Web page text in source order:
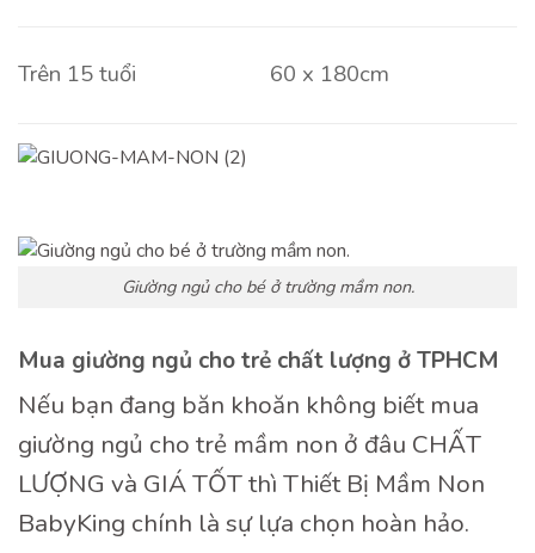
Trên 15 tuổi 60 x 180cm
Giường ngủ cho bé ở trường mầm non.
Mua giường ngủ cho trẻ chất lượng ở TPHCM
Nếu bạn đang băn khoăn không biết mua
giường ngủ cho trẻ mầm non ở đâu CHẤT
LƯỢNG và GIÁ TỐT thì Thiết Bị Mầm Non
BabyKing chính là sự lựa chọn hoàn hảo.